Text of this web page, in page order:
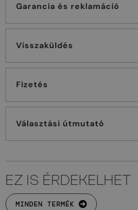
Garancia és reklamáció
Visszaküldés
Fizetés
Választási útmutató
EZ IS ÉRDEKELHET
MINDEN TERMÉK